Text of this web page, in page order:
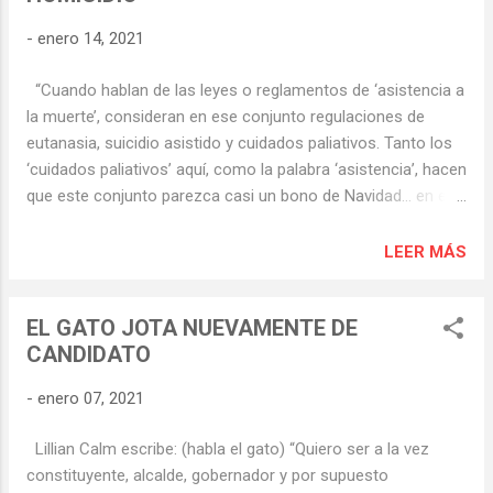
imperdonable de los chinos (aunque pienso que no ha sido
también hacia Occidente. Hacia Chile. Pero esa imprevisión
ya no es culpa solamente de los chinos. Miremos lo que
está suc...
- enero 14, 2021
“Cuando hablan de las leyes o reglamentos de ‘asistencia a
la muerte’, consideran en ese conjunto regulaciones de
eutanasia, suicidio asistido y cuidados paliativos. Tanto los
‘cuidados paliativos’ aquí, como la palabra ‘asistencia’, hacen
que este conjunto parezca casi un bono de Navidad… en el
creyendo que es un súper regalo”. Era quizás lo único que le
pasos de algunos de sus pares españoles y procurar
convertir a Chile en el séptimo país del mundo en legalizar la
aprobaba esta legislación en Madrid, nuestra criolla Cámara
que pasara a la Comisión de Salud y luego al Senado. Quedé
petrificada. Por eso preferí recurrir a Alejandra Carrasco,
LEER MÁS
EL GATO JOTA NUEVAMENTE DE
CANDIDATO
- enero 07, 2021
Lillian Calm escribe: (habla el gato) “Quiero ser a la vez
constituyente, alcalde, gobernador y por supuesto